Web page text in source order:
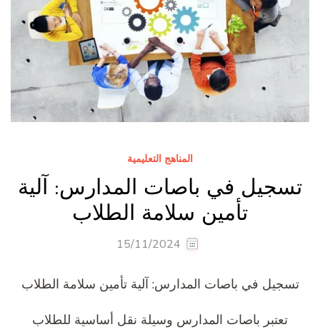
المناهج التعليمية
تسجيل في باصات المدارس: آلية
تأمين سلامة الطلاب
15/11/2024
تسجيل في باصات المدارس: آلية تأمين سلامة الطلاب
تعتبر باصات المدارس وسيلة نقل أساسية للطلاب